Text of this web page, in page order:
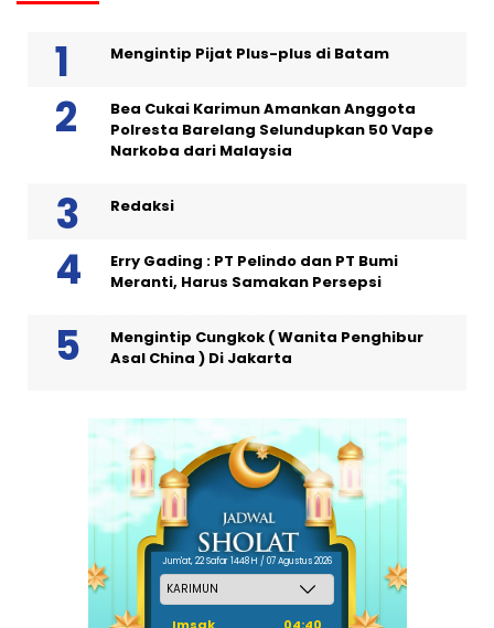
Mengintip Pijat Plus-plus di Batam
Bea Cukai Karimun Amankan Anggota
Polresta Barelang Selundupkan 50 Vape
Narkoba dari Malaysia
Redaksi
Erry Gading : PT Pelindo dan PT Bumi
Meranti, Harus Samakan Persepsi
Mengintip Cungkok ( Wanita Penghibur
Asal China ) Di Jakarta
Jum'at, 22 Safar 1448 H / 07 Agustus 2026